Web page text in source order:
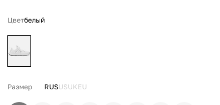
Цветбелый
Размер RUSUSUKEU